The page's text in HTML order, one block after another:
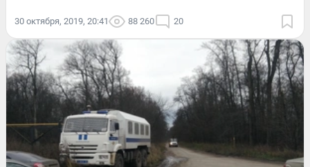
30 октября, 2019, 20:41 88 260 20